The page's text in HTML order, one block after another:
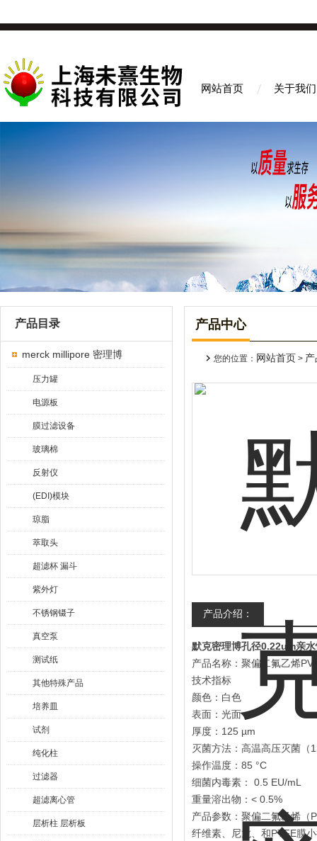
网站首页 关于我们
产品目录
merck millipore 密理博
压力罐
电源板
膜过滤设备
玻璃棉
反射仪
(EDI)模块
琼脂
萃取头
超滤杯 漏斗
紫外灯
不锈钢镊子
真空泵
测试纸
其他特殊产品
培养皿
试剂
纯化柱
过滤器
超滤离心管
层析柱 层析板
产品中心
您的位置： 网站首页 >
产品介绍：
默克密理博孔径0.22um亲
产品名称：聚偏二氟乙烯
技术指标
颜色：白色
表面：光面
厚度：125 µm
灭菌方法：高温高压灭菌（
操作温度：85 °C
细菌内毒素： 0.5 EU/mL
重量溶出物：< 0.5%
产品参数：聚偏二氟乙烯（
纤维素、尼龙、和PTFE膜